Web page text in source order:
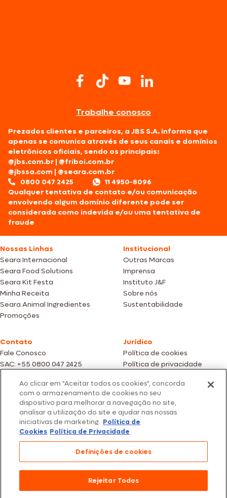
Trabalhe conosco
Prezados clientes e parceiros, a JBS S.A. informa que
apenas se comunica através de seus canais e domínios
eletrônicos oficiais, sendo os principais:
@jbs.com.br |@friboi.com.br
@jbssa.com |@seara.com.br
0800 047 2425
11 4950-8096
Qualquer tentativa de contato e/ou comunicação
envolvendo algum domínio diferente pode ser
considerada como indevida e/ou uma tentativa de
fraude
Nossas Linhas
Seara Internacional
Seara Food Solutions
Seara Kit Festa
Minha Receita
Seara Animal Ingredientes
Promoções
Institucional
Outras Marcas
Imprensa
Instituto J&F
Sobre nós
Sustentabilidade
Contato
Fale Conosco
SAC: +55 0800 047 2425
Jurídico
Política de cookies
Política de privacidade
Fotos meramente ilustrativas | Ofertas válidas enquanto durarem os
estoques dos nossos parceiros | Vendas sujeitas a análise e confirmação
de dados.
Os preços, promoções e condições de pagamento são válidos
exclusivamente para compras efetuadas em nossos parceiros.
Todos os produtos estão sujeitos a disponibilidade de estoque.
São Paulo/SP – CEP 05.118-100
© 2026 Seara. Todos os direitos reservados
Ao clicar em "Aceitar todos os cookies", concorda
com o armazenamento de cookies no seu
dispositivo para melhorar a navegação no site,
analisar a utilização do site e ajudar nas nossas
iniciativas de marketing. Política de
Cookies Política de Privacidade
Definições de cookies
Rejeitar Todos